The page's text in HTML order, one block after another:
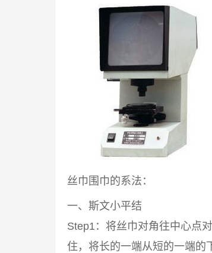
丝巾围巾的系法：
一、斯文小平结
Step1：将丝巾对角往中心点
住，将长的一端从短的一端的